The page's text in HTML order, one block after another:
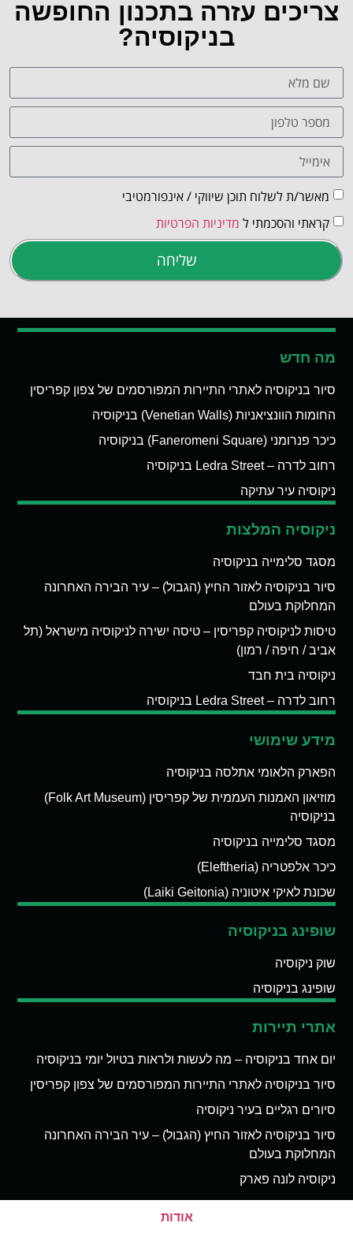
צריכים עזרה בתכנון החופשה
בניקוסיה?
מאשר/ת לשלוח תוכן שיווקי / אינפורמטיבי
קראתי והסכמתי ל מדיניות הפרטיות
שליחה
מה חדש
סיור בניקוסיה לאתרי התיירות המפורסמים של צפון קפריסין
החומות הוונציאניות (Venetian Walls) בניקוסיה
כיכר פנרומני (Faneromeni Square) בניקוסיה
רחוב לדרה – Ledra Street בניקוסיה
ניקוסיה עיר עתיקה
ניקוסיה המלצות
מסגד סלימייה בניקוסיה
סיור בניקוסיה לאזור החיץ (הגבול) – עיר הבירה האחרונה
המחלוקת בעולם
טיסות לניקוסיה קפריסין – טיסה ישירה לניקוסיה מישראל (תל
אביב / חיפה / רמון)
ניקוסיה בית חבד
רחוב לדרה – Ledra Street בניקוסיה
מידע שימושי
הפארק הלאומי אתלסה בניקוסיה
מוזיאון האמנות העממית של קפריסין (Folk Art Museum)
בניקוסיה
מסגד סלימייה בניקוסיה
כיכר אלפטריה (Eleftheria)
שכונת לאיקי איטוניה (Laiki Geitonia)
שופינג בניקוסיה
שוק ניקוסיה
שופינג בניקוסיה
אתרי תיירות
יום אחד בניקוסיה – מה לעשות ולראות בטיול יומי בניקוסיה
סיור בניקוסיה לאתרי התיירות המפורסמים של צפון קפריסין
סיורים רגליים בעיר ניקוסיה
סיור בניקוסיה לאזור החיץ (הגבול) – עיר הבירה האחרונה
המחלוקת בעולם
ניקוסיה לונה פארק
אודות